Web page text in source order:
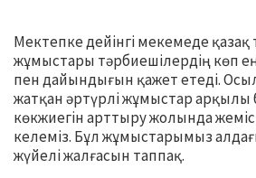
Мектепке дейінгі мекемеде қазақ
жұмыстары тәрбиешілердің көп
пен дайындығын қажет етеді.
жатқан әртүрлі жұмыстар
көкжиегін арттыру жолында
келеміз. Бұл жұмыстарымыз
жүйелі жалғасын таппақ.